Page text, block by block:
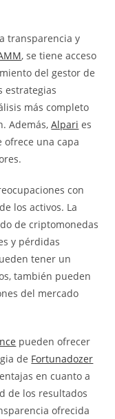
transparencia y
, se tiene acceso
del gestor de
estrategias
más completo
Además,Alpari es
ofrece una capa
con
los activos. La
de criptomonedas
y pérdidas
tener un
también pueden
del mercado
pueden ofrecer
de Fortunadozer
en cuanto a
de los resultados
ofrecida